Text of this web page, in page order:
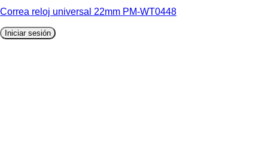
Correa reloj universal 22mm PM-WT0448
Iniciar sesión